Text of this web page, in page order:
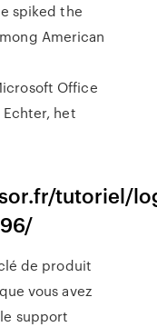
spiked the
American
Office
het
tutoriel/
de produit
vous avez
support